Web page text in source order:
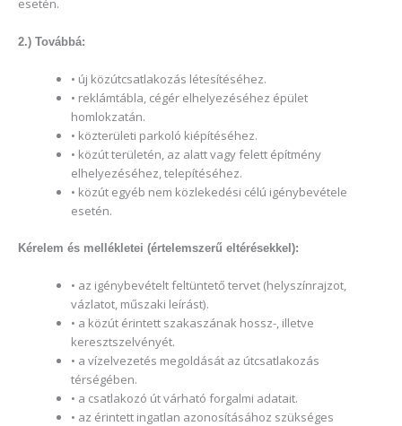
esetén.
2.) Továbbá:
• új közútcsatlakozás létesítéséhez.
• reklámtábla, cégér elhelyezéséhez épület
homlokzatán.
• közterületi parkoló kiépítéséhez.
• közút területén, az alatt vagy felett építmény
elhelyezéséhez, telepítéséhez.
• közút egyéb nem közlekedési célú igénybevétele
esetén.
Kérelem és mellékletei (értelemszerű eltérésekkel):
• az igénybevételt feltüntető tervet (helyszínrajzot,
vázlatot, műszaki leírást).
• a közút érintett szakaszának hossz-, illetve
keresztszelvényét.
• a vízelvezetés megoldását az útcsatlakozás
térségében.
• a csatlakozó út várható forgalmi adatait.
• az érintett ingatlan azonosításához szükséges